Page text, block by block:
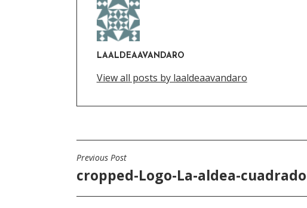
LAALDEAAVANDARO
View all posts by laaldeaavandaro
Navegación
de
Previous Post
cropped-Logo-La-aldea-